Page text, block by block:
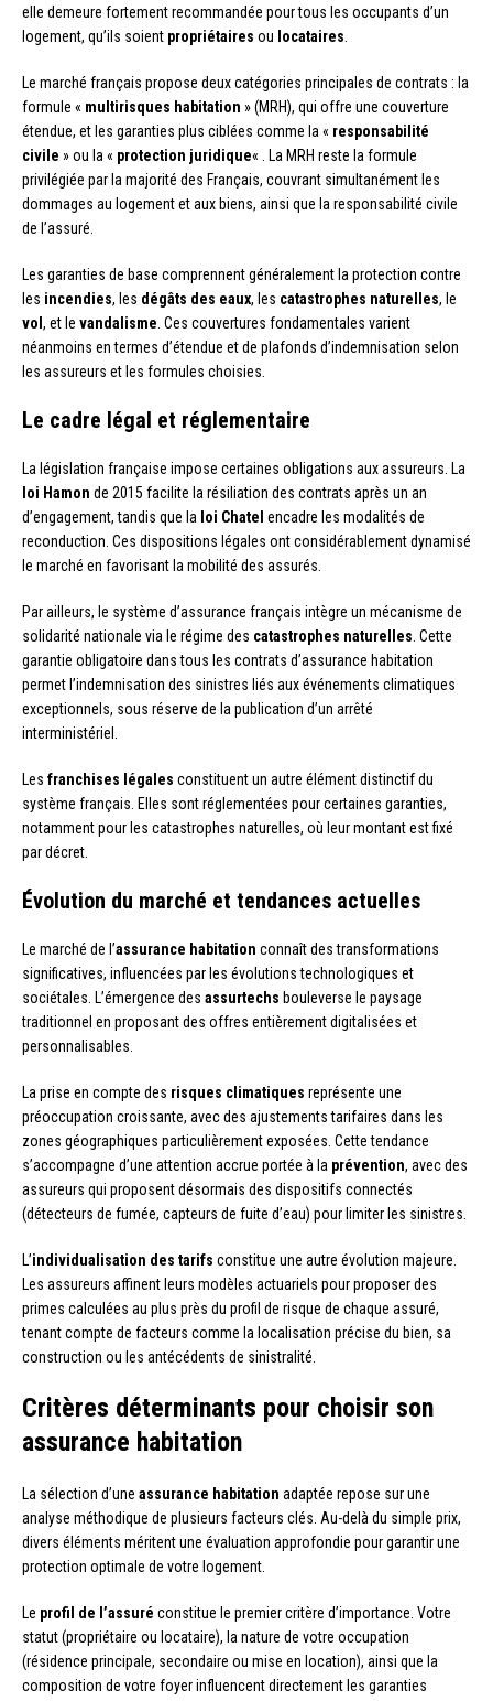
elle demeure fortement recommandée pour tous les occupants d’un
logement, qu’ils soient propriétaires ou locataires
Le marché français propose deux catégories principales de contrats : la
formule « multirisques habitation » (MRH), qui offre une couverture
étendue, et les garanties plus ciblées comme la « responsabilité
civile » ou la « protection juridique« . La MRH reste la formule
privilégiée par la majorité des Français, couvrant simultanément les
dommages au logement et aux biens, ainsi que la responsabilité civile
de l’assuré.
Les garanties de base comprennent généralement la protection contre
les incendies, les dégâts des eaux, les catastrophes naturelles, le
vol , et le vandalisme . Ces couvertures fondamentales varient
néanmoins en termes d’étendue et de plafonds d’indemnisation selon
les assureurs et les formules choisies.
Le cadre légal et réglementaire
La législation française impose certaines obligations aux assureurs. La
loi Hamon de 2015 facilite la résiliation des contrats après un an
d’engagement, tandis que la loi Chatel encadre les modalités de
reconduction. Ces dispositions légales ont considérablement dynamisé
le marché en favorisant la mobilité des assurés.
Par ailleurs, le système d’assurance français intègre un mécanisme de
solidarité nationale via le régime des catastrophes naturelles . Cette
garantie obligatoire dans tous les contrats d’assurance habitation
permet l’indemnisation des sinistres liés aux événements climatiques
exceptionnels, sous réserve de la publication d’un arrêté
interministériel.
Les franchises légales constituent un autre élément distinctif du
système français. Elles sont réglementées pour certaines garanties,
notamment pour les catastrophes naturelles, où leur montant est fixé
par décret.
Évolution du marché et tendances actuelles
Le marché de l’assurance habitation connaît des transformations
significatives, influencées par les évolutions technologiques et
sociétales. L’émergence des assurtechs bouleverse le paysage
traditionnel en proposant des offres entièrement digitalisées et
personnalisables.
La prise en compte des risques climatiques représente une
préoccupation croissante, avec des ajustements tarifaires dans les
zones géographiques particulièrement exposées. Cette tendance
s’accompagne d’une attention accrue portée à la prévention, avec des
assureurs qui proposent désormais des dispositifs connectés
(détecteurs de fumée, capteurs de fuite d’eau) pour limiter les sinistres.
L’individualisation des tarifs constitue une autre évolution majeure.
Les assureurs affinent leurs modèles actuariels pour proposer des
primes calculées au plus près du profil de risque de chaque assuré,
tenant compte de facteurs comme la localisation précise du bien, sa
construction ou les antécédents de sinistralité.
Critères déterminants pour choisir son
assurance habitation
La sélection d’une assurance habitation adaptée repose sur une
analyse méthodique de plusieurs facteurs clés. Au-delà du simple prix,
divers éléments méritent une évaluation approfondie pour garantir une
protection optimale de votre logement.
Le profil de l’assuré constitue le premier critère d’importance. Votre
statut (propriétaire ou locataire), la nature de votre occupation
(résidence principale, secondaire ou mise en location), ainsi que la
composition de votre foyer influencent directement les garanties